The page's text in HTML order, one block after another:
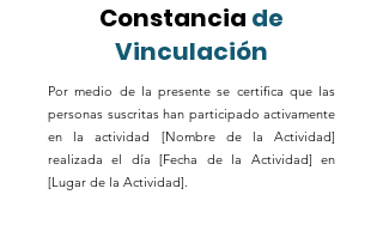
Constancia de
Vinculación
Por medio de la presente se certifica que las
personas suscritas han participado activamente
en la actividad [Nombre de la Actividad]
realizada el día [Fecha de la Actividad] en
[Lugar de la Actividad].